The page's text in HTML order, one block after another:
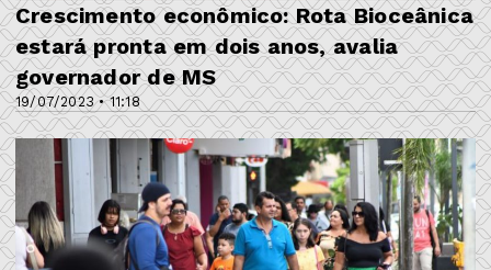
19/07/2023 • 11:18
Crescimento econômico: Rota Bioceânica
estará pronta em dois anos, avalia
governador de MS